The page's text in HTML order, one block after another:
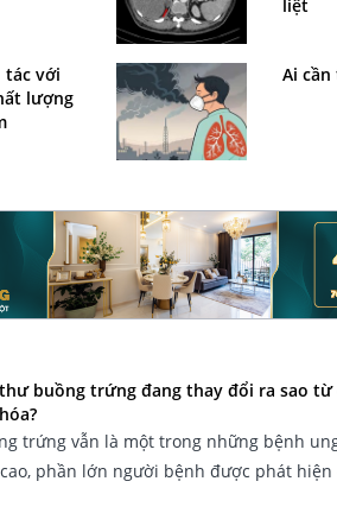
liệt
tác với
lượng
Ai
buồng trứng đang thay đổi ra sao từ
trứng vẫn là một trong những bệnh
phần lớn người bệnh được phát hiện